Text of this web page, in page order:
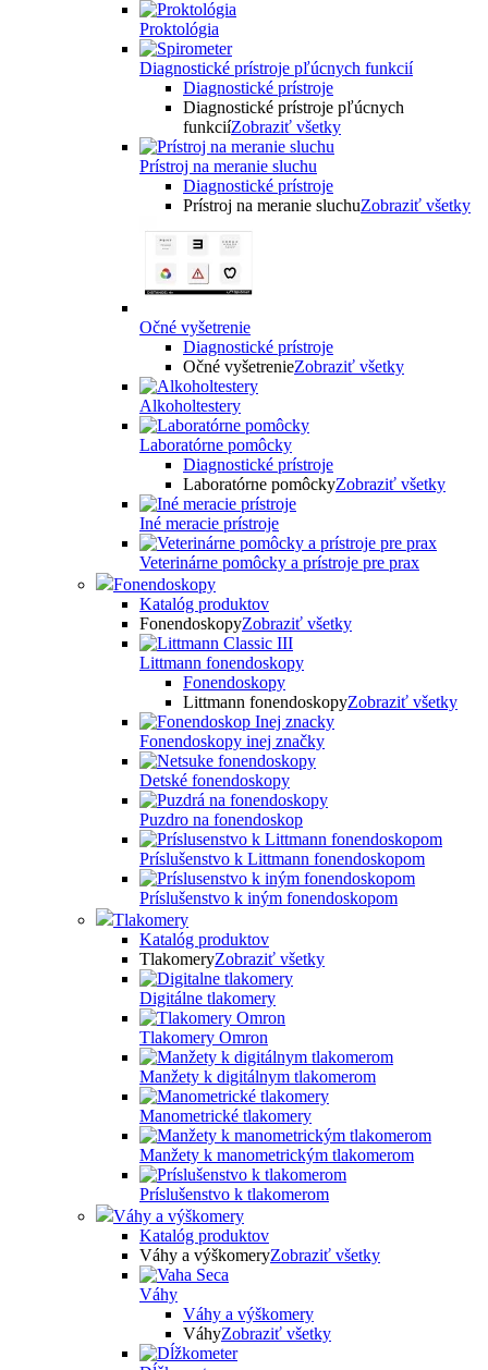
Proktológia
Diagnostické prístroje pľúcnych funkcií
Diagnostické prístroje
Diagnostické prístroje pľúcnych
funkciíZobraziť všetky
Prístroj na meranie sluchu
Diagnostické prístroje
Prístroj na meranie sluchuZobraziť všetky
Očné vyšetrenie
Diagnostické prístroje
Očné vyšetrenieZobraziť všetky
Alkoholtestery
Laboratórne pomôcky
Diagnostické prístroje
Laboratórne pomôckyZobraziť všetky
Iné meracie prístroje
Veterinárne pomôcky a prístroje pre prax
Fonendoskopy
Katalóg produktov
FonendoskopyZobraziť všetky
Littmann fonendoskopy
Fonendoskopy
Littmann fonendoskopyZobraziť všetky
Fonendoskopy inej značky
Detské fonendoskopy
Puzdro na fonendoskop
Príslušenstvo k Littmann fonendoskopom
Príslušenstvo k iným fonendoskopom
Tlakomery
Katalóg produktov
TlakomeryZobraziť všetky
Digitálne tlakomery
Tlakomery Omron
Manžety k digitálnym tlakomerom
Manometrické tlakomery
Manžety k manometrickým tlakomerom
Príslušenstvo k tlakomerom
Váhy a výškomery
Katalóg produktov
Váhy a výškomeryZobraziť všetky
Váhy
Váhy a výškomery
VáhyZobraziť všetky